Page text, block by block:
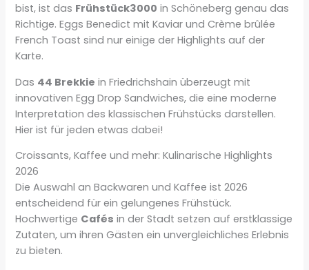
bist, ist das Frühstück3000 in Schöneberg genau das
Richtige. Eggs Benedict mit Kaviar und Crème brûlée
French Toast sind nur einige der Highlights auf der
Karte.
Das 44 Brekkie in Friedrichshain überzeugt mit
innovativen Egg Drop Sandwiches, die eine moderne
Interpretation des klassischen Frühstücks darstellen.
Hier ist für jeden etwas dabei!
Croissants, Kaffee und mehr: Kulinarische Highlights
2026
Die Auswahl an Backwaren und Kaffee ist 2026
entscheidend für ein gelungenes Frühstück.
Hochwertige Cafés in der Stadt setzen auf erstklassige
Zutaten, um ihren Gästen ein unvergleichliches Erlebnis
zu bieten.